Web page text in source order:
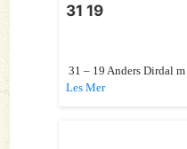
31 19
31 – 19 Anders Dirdal m
Les Mer